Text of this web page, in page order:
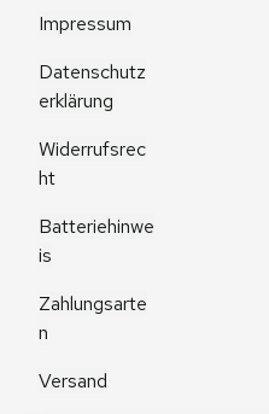
Impressum
Datenschutz
erklärung
Widerrufsrec
ht
Batteriehinwe
is
Zahlungsarte
n
Versand